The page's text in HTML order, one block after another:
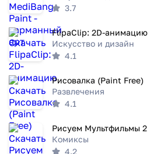
3.7
FlipaClip: 2D-анимацию
Искусство и дизайн
4.1
Рисовалка (Paint Free)
Развлечения
4.1
Рисуем Мультфильмы 2
Комиксы
4.2